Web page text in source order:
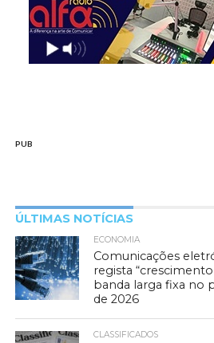
PUB
ÚLTIMAS NOTÍCIAS
ECONOMIA
Comunicações
regista
banda larga fixa no
de 2026
CLASSIFICADOS